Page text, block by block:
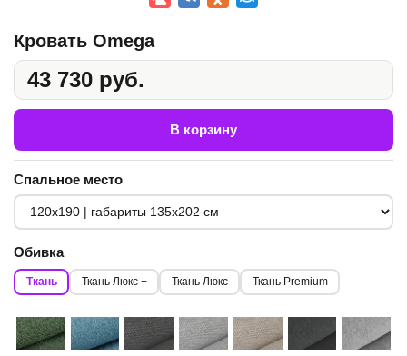
Кровать Omega
43 730 руб.
В корзину
Спальное место
Обивка
Ткань Ткань Люкс + Ткань Люкс Ткань Premium